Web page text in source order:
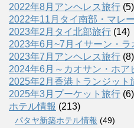
2022年8月アンヘレス旅行 (5)
2022年11月タイ南部・マレ
2023年2月タイ北部旅行 (14)
2023年6月~7月イサーン・
2023年7月アンヘレス旅行 (8)
2024年6月～カオサン・ホア
2025年2月香港トランジット
2025年3月プーケット旅行 (6)
ホテル情報 (213)
パタヤ新築ホテル情報 (49)